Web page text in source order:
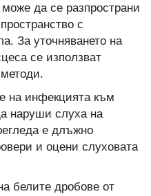
да се разпространи
с
За уточняването на
се използват
на инфекцията към
наруши слуха на
е длъжно
и оцени слуховата
белите дробове от